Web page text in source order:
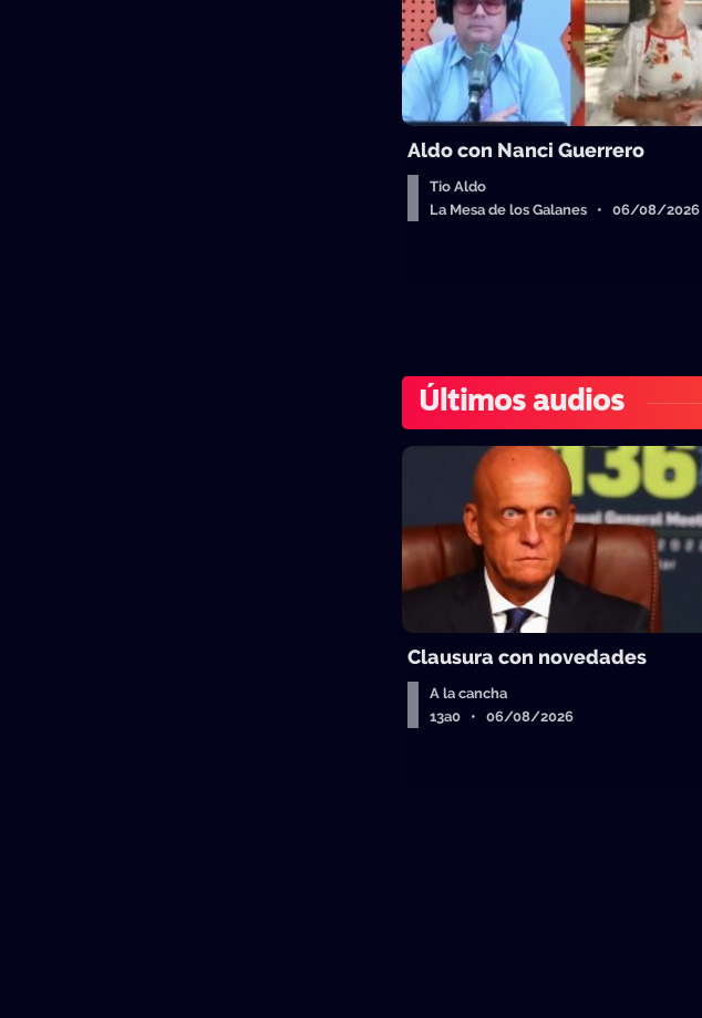
Aldo con Nanci Guerrero
Tio Aldo
La Mesa de los Galanes • 06/08/2026
Últimos audios
Clausura con novedades
A la cancha
13a0 • 06/08/2026